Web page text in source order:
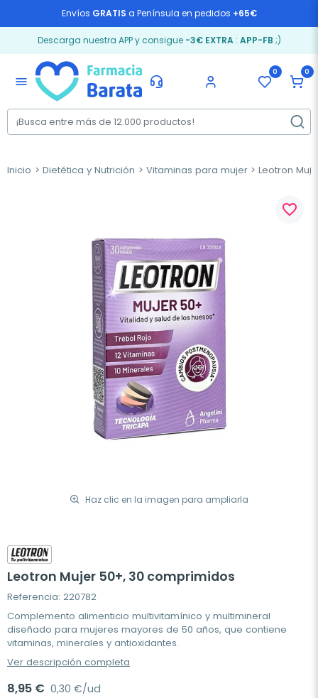
Envíos GRATIS a Península en pedidos +65€
Descarga nuestra APP y consigue -3€ EXTRA: APP-FB ;)
menu
0 0
Inicio Dietética y Nutrición Vitaminas para mujer Leotron
Haz clic en la imagen para ampliarla
favorite_border
Leotron Mujer 50+, 30 comprimidos
Referencia: 220782
Complemento alimenticio multivitamínico y multimineral
diseñado para mujeres mayores de 50 años, que contiene
vitaminas, minerales y antioxidantes.
Ver descripción completa
8,95 € 0,30 €/ud